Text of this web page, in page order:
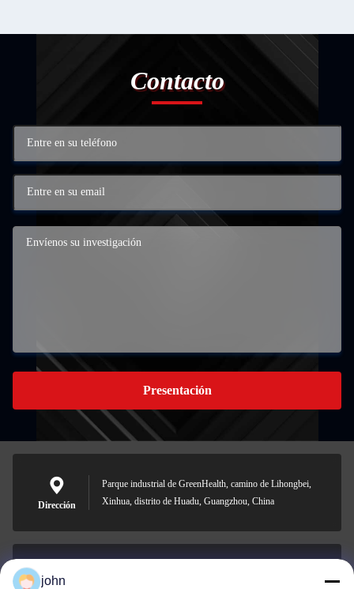
Contacto
Presentación
Dirección
Parque industrial de GreenHealth, camino de Lihongbei,
Xinhua, distrito de Huadu, Guangzhou, China
john